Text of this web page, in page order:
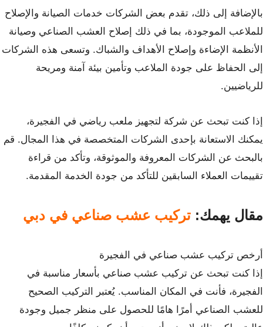
بالإضافة إلى ذلك، تقدم بعض الشركات خدمات الصيانة والإصلاح
للملاعب الموجودة، بما في ذلك إصلاح العشب الصناعي وصيانة
الأنظمة الإضاءة وإصلاح الأهداف والشباك. وتسعى هذه الشركات
إلى الحفاظ على جودة الملاعب وتأمين بيئة آمنة ومريحة
للرياضيين.
إذا كنت تبحث عن شركة لتجهيز ملعب رياضي في الفجيرة،
يمكنك الاستعانة بإحدى الشركات المتخصصة في هذا المجال. قم
بالبحث عن الشركات المعروفة والموثوقة، وتأكد من قراءة
تقييمات العملاء السابقين للتأكد من جودة الخدمة المقدمة.
مقال يهمك: تركيب عشب صناعي في دبي
أرخص تركيب عشب صناعي في الفجيرة
إذا كنت تبحث عن تركيب عشب صناعي بأسعار مناسبة في
الفجيرة، فأنت في المكان المناسب. يُعتبر التركيب الصحيح
للعشب الصناعي أمرًا هامًا للحصول على منظر جميل وجودة